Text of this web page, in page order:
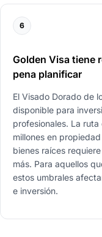
6
Golden Visa tiene
pena planificar
El Visado Dorado de
disponible para
profesionales. La
millones en
bienes raíces
más. Para aquellos
estos umbrales
e inversión.